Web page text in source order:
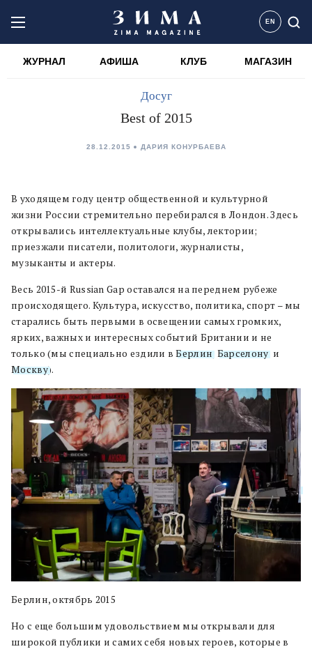
EN
ЖУРНАЛ АФИША КЛУБ МАГАЗИН
Досуг
Best of 2015
28.12.2015 ДАРИЯ КОНУРБАЕВА
В уходящем году центр общественной и культурной
жизни России стремительно перебирался в Лондон. Здесь
открывались интеллектуальные клубы, лектории;
приезжали писатели, политологи, журналисты,
музыканты и актеры.
Весь 2015-й Russian Gap оставался на переднем рубеже
происходящего. Культура, искусство, политика, спорт – мы
старались быть первыми в освещении самых громких,
ярких, важных и интересных событий Британии и не
только (мы специально ездили вБерлин, Барселонуи
Москву).
Берлин, октябрь 2015
Но с еще большим удовольствием мы открывали для
широкой публики и самих себя новых героев, которые в